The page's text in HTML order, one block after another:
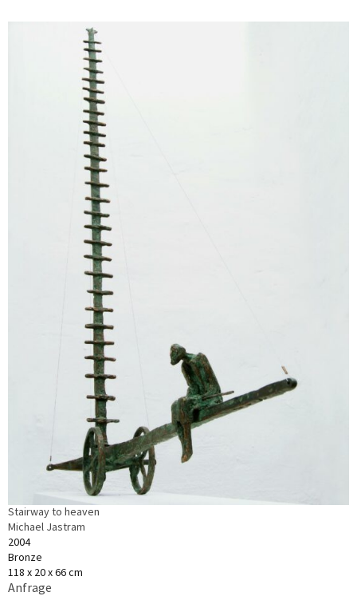
Stairway to heaven
Michael Jastram
2004
Bronze
118 x 20 x 66 cm
Anfrage